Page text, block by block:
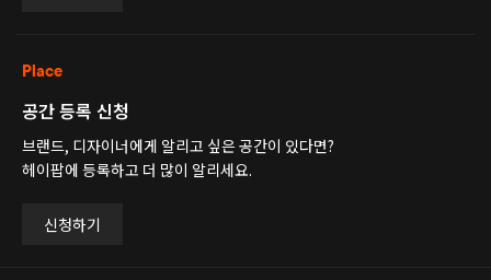
Place
공간 등록 신청
브랜드, 디자이너에게 알리고 싶은 공간이 있다면?
헤이팝에 등록하고 더 많이 알리세요.
신청하기